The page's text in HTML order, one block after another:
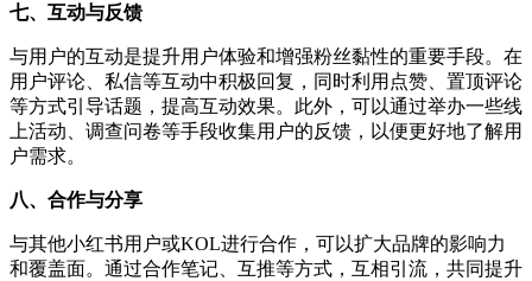
七、互动与反馈
与用户的互动是提升用户体验和增强粉丝黏性的重要手段。在
用户评论、私信等互动中积极回复，同时利用点赞、置顶评论
等方式引导话题，提高互动效果。此外，可以通过举办一些线
上活动、调查问卷等手段收集用户的反馈，以便更好地了解用
户需求。
八、合作与分享
与其他小红书用户或KOL进行合作，可以扩大品牌的影响力
和覆盖面。通过合作笔记、互推等方式，互相引流，共同提升